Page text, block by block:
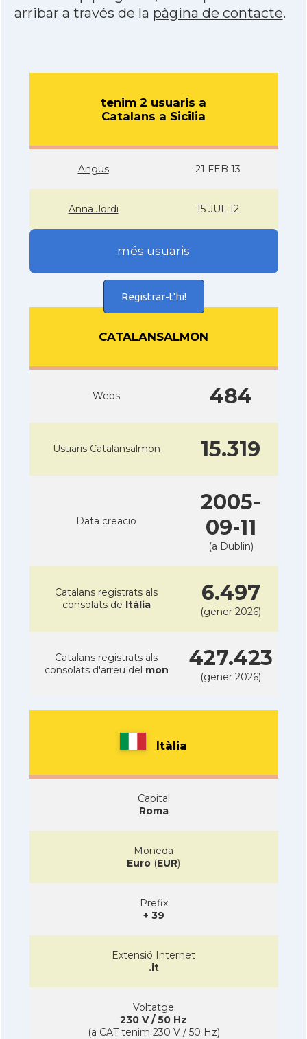
arribar a través de la pàgina de contacte.
tenim 2 usuaris a
Catalans a Sicilia
Angus 21 FEB 13
Anna Jordi 15 JUL 12
més usuaris
Registrar-t'hi!
CATALANSALMON
Webs 484
Usuaris Catalansalmon 15.319
Data creacio
2005-
09-11
(a Dublin)
Catalans registrats als
consolats de Itàlia 6.497
(gener 2026)
Catalans registrats als
consolats d'arreu del mon 427.423
(gener 2026)
Itàlia
Capital
Roma
Moneda
Euro (EUR)
Prefix
+ 39
Extensió Internet
.it
Voltatge
230 V / 50 Hz
(a CAT tenim 230 V / 50 Hz)